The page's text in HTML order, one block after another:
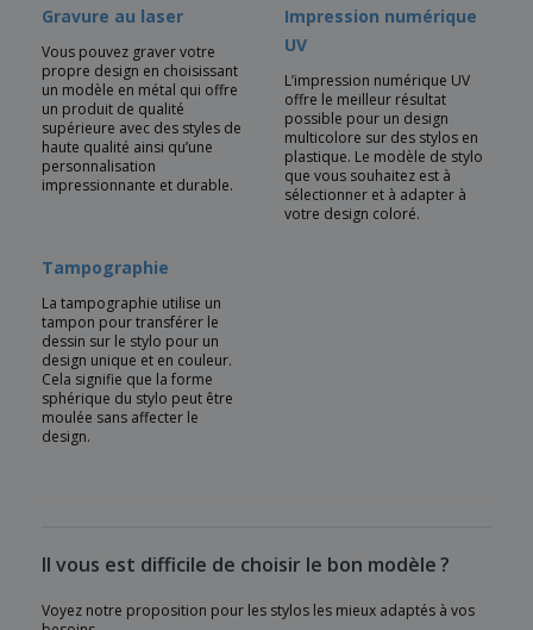
Gravure au laser
Vous pouvez graver votre
propre design en choisissant
un modèle en métal qui offre
un produit de qualité
supérieure avec des styles de
haute qualité ainsi qu’une
personnalisation
impressionnante et durable.
Impression numérique
UV
L’impression numérique UV
offre le meilleur résultat
possible pour un design
multicolore sur des stylos en
plastique. Le modèle de stylo
que vous souhaitez est à
sélectionner et à adapter à
votre design coloré.
Tampographie
La tampographie utilise un
tampon pour transférer le
dessin sur le stylo pour un
design unique et en couleur.
Cela signifie que la forme
sphérique du stylo peut être
moulée sans affecter le
design.
Il vous est difficile de choisir le bon modèle ?
Voyez notre proposition pour les stylos les mieux adaptés à vos